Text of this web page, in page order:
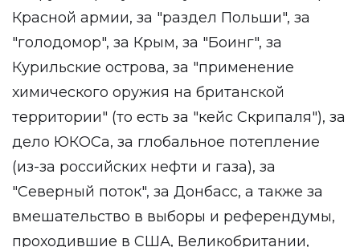
Красной армии, за "раздел Польши", за
"голодомор", за Крым, за "Боинг", за
Курильские острова, за "применение
химического оружия на британской
территории" (то есть за "кейс Скрипаля"), за
дело ЮКОСа, за глобальное потепление
(из-за российских нефти и газа), за
"Северный поток", за Донбасс, а также за
вмешательство в выборы и референдумы,
проходившие в США, Великобритании,